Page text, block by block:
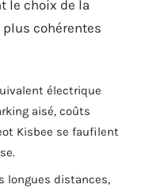
le choix de la
plus cohérentes
électrique
aisé, coûts
Kisbee se faufilent
longues distances,